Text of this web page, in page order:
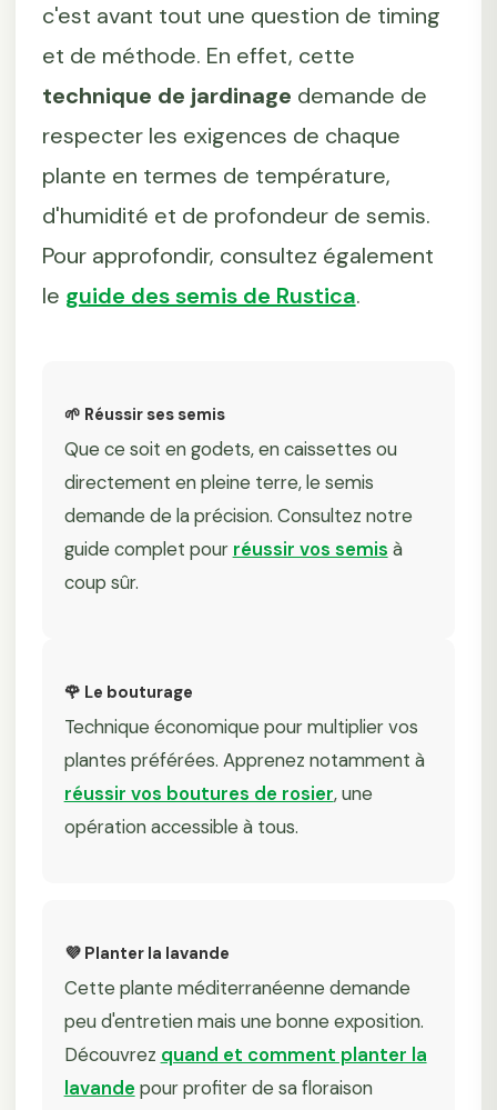
c'est avant tout une question de timing
et de méthode. En effet, cette
technique de jardinage demande de
respecter les exigences de chaque
plante en termes de température,
d'humidité et de profondeur de semis.
Pour approfondir, consultez également
le guide des semis de Rustica.
🌱 Réussir ses semis
Que ce soit en godets, en caissettes ou
directement en pleine terre, le semis
demande de la précision. Consultez notre
guide complet pour réussir vos semis à
coup sûr.
🌹 Le bouturage
Technique économique pour multiplier vos
plantes préférées. Apprenez notamment à
réussir vos boutures de rosier, une
opération accessible à tous.
💜 Planter la lavande
Cette plante méditerranéenne demande
peu d'entretien mais une bonne exposition.
Découvrez quand et comment planter la
lavande pour profiter de sa floraison